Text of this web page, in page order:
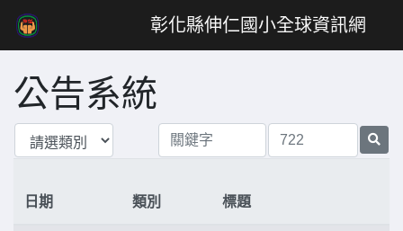
彰化縣伸仁國小全球資訊網
公告系統
日期 類別 標題